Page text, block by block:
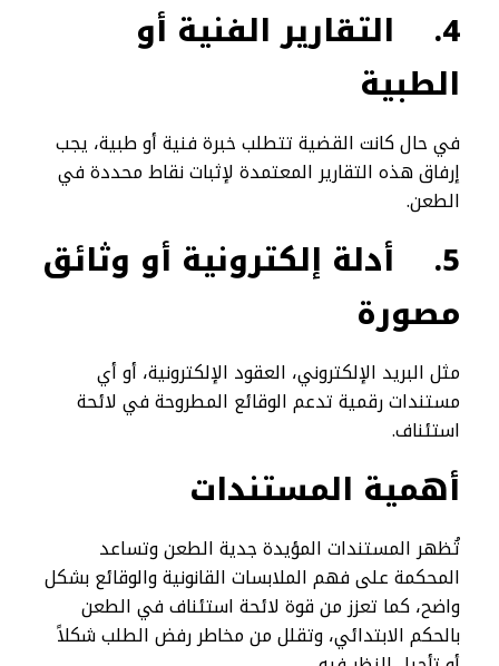
4.
التقارير الفنية أو
الطبية
في حال كانت القضية تتطلب خبرة فنية أو طبية، يجب
إرفاق هذه التقارير المعتمدة لإثبات نقاط محددة في
الطعن.
5.
أدلة إلكترونية أو وثائق
مصورة
مثل البريد الإلكتروني، العقود الإلكترونية، أو أي
مستندات رقمية تدعم الوقائع المطروحة في لائحة
استئناف.
أهمية المستندات
تُظهر المستندات المؤيدة جدية الطعن وتساعد
المحكمة على فهم الملابسات القانونية والوقائع بشكل
واضح، كما تعزز من قوة لائحة استئناف في الطعن
بالحكم الابتدائي، وتقلل من مخاطر رفض الطلب شكلاً